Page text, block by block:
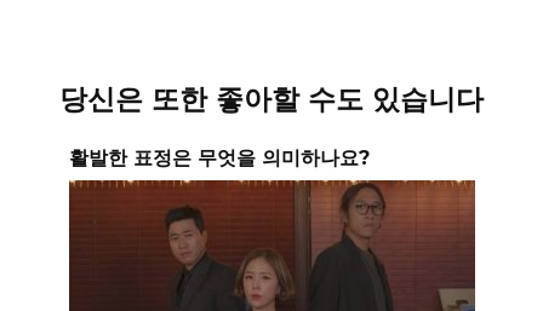
당신은 또한 좋아할 수도 있습니다
활발한 표정은 무엇을 의미하나요?